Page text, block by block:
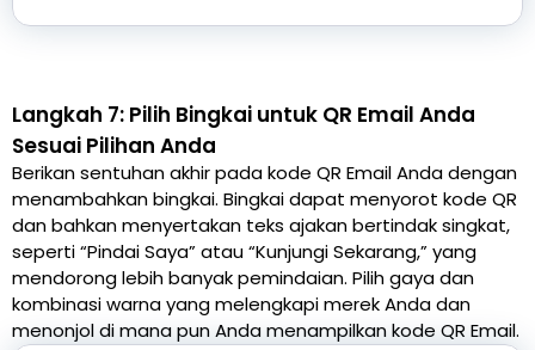
Langkah 7: Pilih Bingkai untuk QR Email Anda
Sesuai Pilihan Anda
Berikan sentuhan akhir pada kode QR Email Anda dengan
menambahkan bingkai. Bingkai dapat menyorot kode QR
dan bahkan menyertakan teks ajakan bertindak singkat,
seperti “Pindai Saya” atau “Kunjungi Sekarang,” yang
mendorong lebih banyak pemindaian. Pilih gaya dan
kombinasi warna yang melengkapi merek Anda dan
menonjol di mana pun Anda menampilkan kode QR Email.